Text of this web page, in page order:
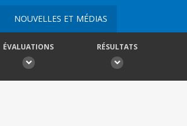
NOUVELLES ET MÉDIAS
ÉVALUATIONS RÉSULTATS